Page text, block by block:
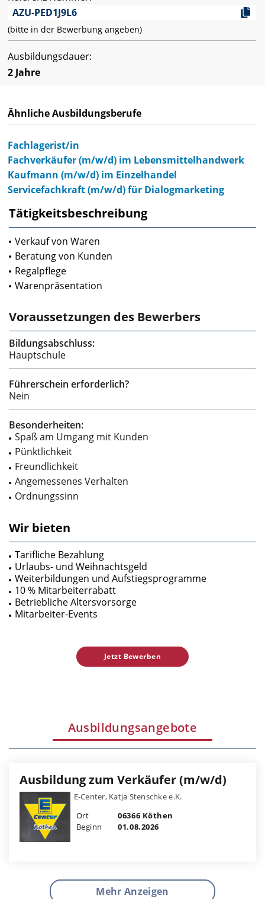
AZU-PED1J9L6
(bitte in der Bewerbung angeben)
Ausbildungsdauer:
2 Jahre
Ähnliche Ausbildungsberufe
Fachlagerist/in
Fachverkäufer (m/w/d) im Lebensmittelhandwerk
Kaufmann (m/w/d) im Einzelhandel
Servicefachkraft (m/w/d) für Dialogmarketing
Tätigkeitsbeschreibung
Verkauf von Waren
Beratung von Kunden
Regalpflege
Warenpräsentation
Voraussetzungen des Bewerbers
Bildungsabschluss:
Hauptschule
Führerschein erforderlich?
Nein
Besonderheiten:
Spaß am Umgang mit Kunden
Pünktlichkeit
Freundlichkeit
Angemessenes Verhalten
Ordnungssinn
Wir bieten
Tarifliche Bezahlung
Urlaubs- und Weihnachtsgeld
Weiterbildungen und Aufstiegsprogramme
10 % Mitarbeiterrabatt
Betriebliche Altersvorsorge
Mitarbeiter-Events
Jetzt Bewerben
Ausbildungsangebote
Ausbildung zum Verkäufer (m/w/d)
E-Center, Katja Stenschke e.K.
Ort
06366 Köthen
Beginn
01.08.2026
Mehr Anzeigen